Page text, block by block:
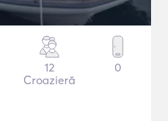
12
Croazieră
0